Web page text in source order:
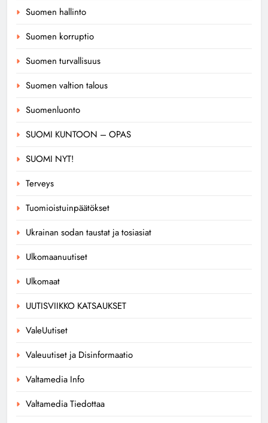
Suomen hallinto
Suomen korruptio
Suomen turvallisuus
Suomen valtion talous
Suomenluonto
SUOMI KUNTOON – OPAS
SUOMI NYT!
Terveys
Tuomioistuinpäätökset
Ukrainan sodan taustat ja tosiasiat
Ulkomaanuutiset
Ulkomaat
UUTISVIIKKO KATSAUKSET
ValeUutiset
Valeuutiset ja Disinformaatio
Valtamedia Info
Valtamedia Tiedottaa